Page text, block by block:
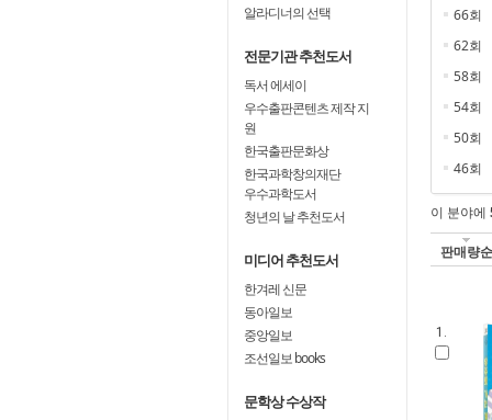
알라디너의 선택
전문기관 추천도서
독서 에세이
우수출판콘텐츠 제작 지
원
한국출판문화상
한국과학창의재단
우수과학도서
청년의 날 추천도서
미디어 추천도서
한겨레 신문
동아일보
중앙일보
조선일보 books
문학상 수상작
66회
62회
58회
54회
50회
46회
이 분야에
판매량순
1.